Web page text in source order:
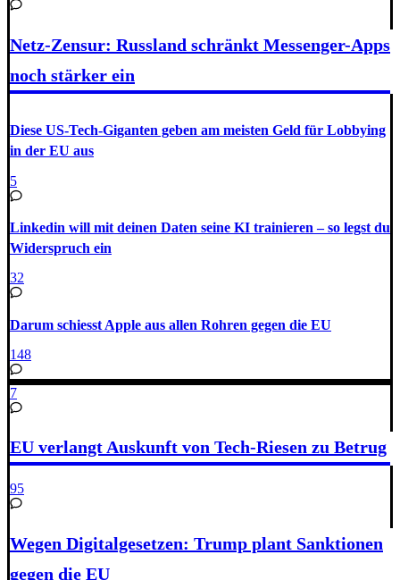
Netz-Zensur: Russland schränkt Messenger-Apps
noch stärker ein
Diese US-Tech-Giganten geben am meisten Geld für Lobbying
in der EU aus
5
Linkedin will mit deinen Daten seine KI trainieren – so legst du
Widerspruch ein
32
Darum schiesst Apple aus allen Rohren gegen die EU
148
7
EU verlangt Auskunft von Tech-Riesen zu Betrug
95
Wegen Digitalgesetzen: Trump plant Sanktionen
gegen die EU